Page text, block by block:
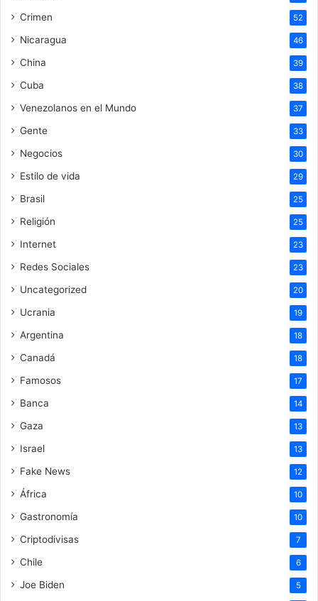
Crimen 52
Nicaragua 46
China 39
Cuba 38
Venezolanos en el Mundo 37
Gente 33
Negocios 30
Estilo de vida 29
Brasil 25
Religión 25
Internet 23
Redes Sociales 23
Uncategorized 20
Ucrania 19
Argentina 18
Canadá 18
Famosos 17
Banca 14
Gaza 13
Israel 13
Fake News 12
África 10
Gastronomía 10
Criptodivisas 7
Chile 6
Joe Biden 5